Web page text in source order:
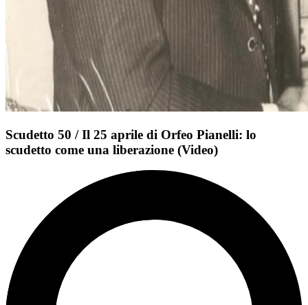
Scudetto 50 / Il 25 aprile di Orfeo Pianelli: lo
scudetto come una liberazione (Video)